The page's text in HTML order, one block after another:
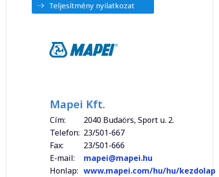
Teljesítmény nyilatkozat
Mapei Kft.
Cím:
2040 Budaörs, Sport u. 2.
Telefon: 23/501-667
Fax:
23/501-666
E-mail:
mapei@mapei.hu
Honlap: www.mapei.com/hu/hu/kezdolap